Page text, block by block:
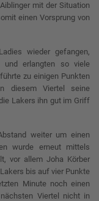
mit der Situation
einen Vorsprung von
wieder gefangen,
und erlangten so viele
zu einigen Punkten
diesem Viertel seine
Lakers ihn gut im Griff
weiter um einen
wurde erneut mittels
vor allem Joha Körber
bis auf vier Punkte
Minute noch einen
Viertel nicht in